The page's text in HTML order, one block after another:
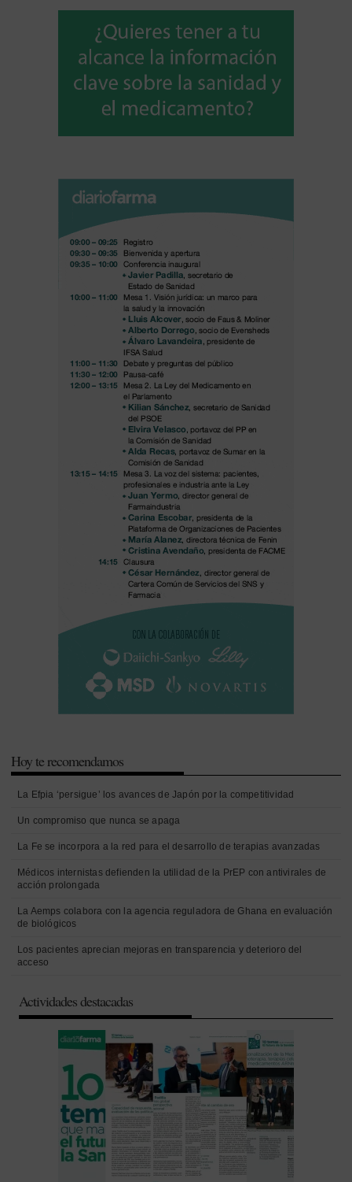
Hoy te recomendamos
La Efpia ‘persigue’ los avances de Japón por la competitividad
Un compromiso que nunca se apaga
La Fe se incorpora a la red para el desarrollo de terapias avanzadas
Médicos internistas defienden la utilidad de la PrEP con antivirales de
acción prolongada
La Aemps colabora con la agencia reguladora de Ghana en evaluación
de biológicos
Los pacientes aprecian mejoras en transparencia y deterioro del
acceso
Actividades destacadas